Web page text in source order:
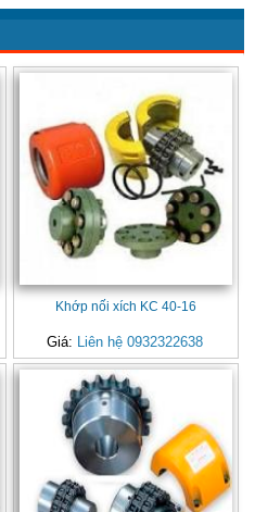
Khớp nối xích KC 40-16
Giá: Liên hệ 0932322638